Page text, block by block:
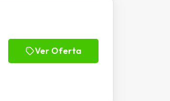
Ver Oferta